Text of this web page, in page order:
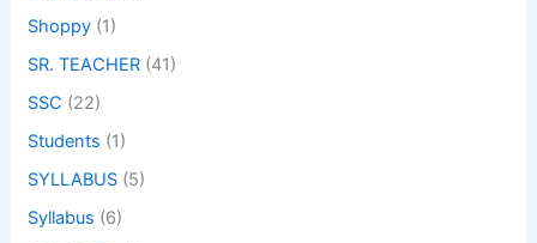
Shoppy (1)
SR. TEACHER (41)
SSC (22)
Students (1)
SYLLABUS (5)
Syllabus (6)